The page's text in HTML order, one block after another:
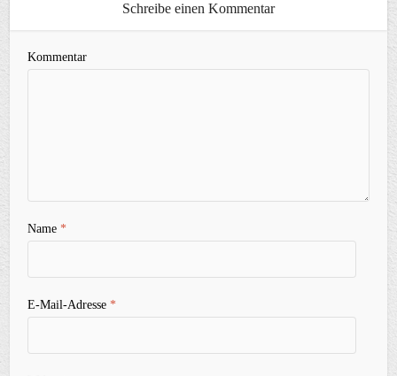
Schreibe einen Kommentar
Kommentar
Name*
E-Mail-Adresse*